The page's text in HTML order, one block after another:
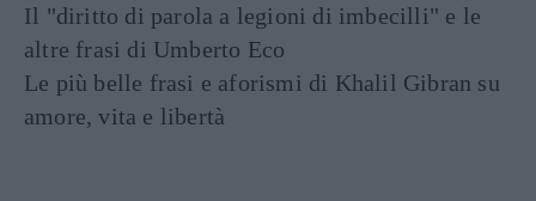
Il "diritto di parola a legioni di imbecilli" e le
altre frasi di Umberto Eco
Le più belle frasi e aforismi di Khalil Gibran su
amore, vita e libertà